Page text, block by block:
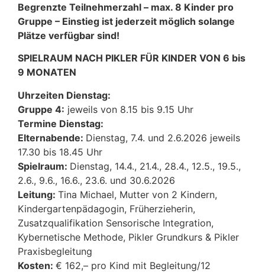
Begrenzte Teilnehmerzahl – max. 8 Kinder pro
Gruppe – Einstieg ist jederzeit möglich solange
Plätze verfügbar sind!
SPIELRAUM NACH PIKLER FÜR KINDER VON 6 bis
9 MONATEN
Uhrzeiten Dienstag:
Gruppe 4: jeweils von 8.15 bis 9.15 Uhr
Termine Dienstag:
Elternabende: Dienstag, 7.4. und 2.6.2026 jeweils
17.30 bis 18.45 Uhr
Spielraum: Dienstag, 14.4., 21.4., 28.4., 12.5., 19.5.,
2.6., 9.6., 16.6., 23.6. und 30.6.2026
Leitung: Tina Michael, Mutter von 2 Kindern,
Kindergartenpädagogin, Früherzieherin,
Zusatzqualifikation Sensorische Integration,
Kybernetische Methode, Pikler Grundkurs & Pikler
Praxisbegleitung
Kosten: € 162,– pro Kind mit Begleitung/12